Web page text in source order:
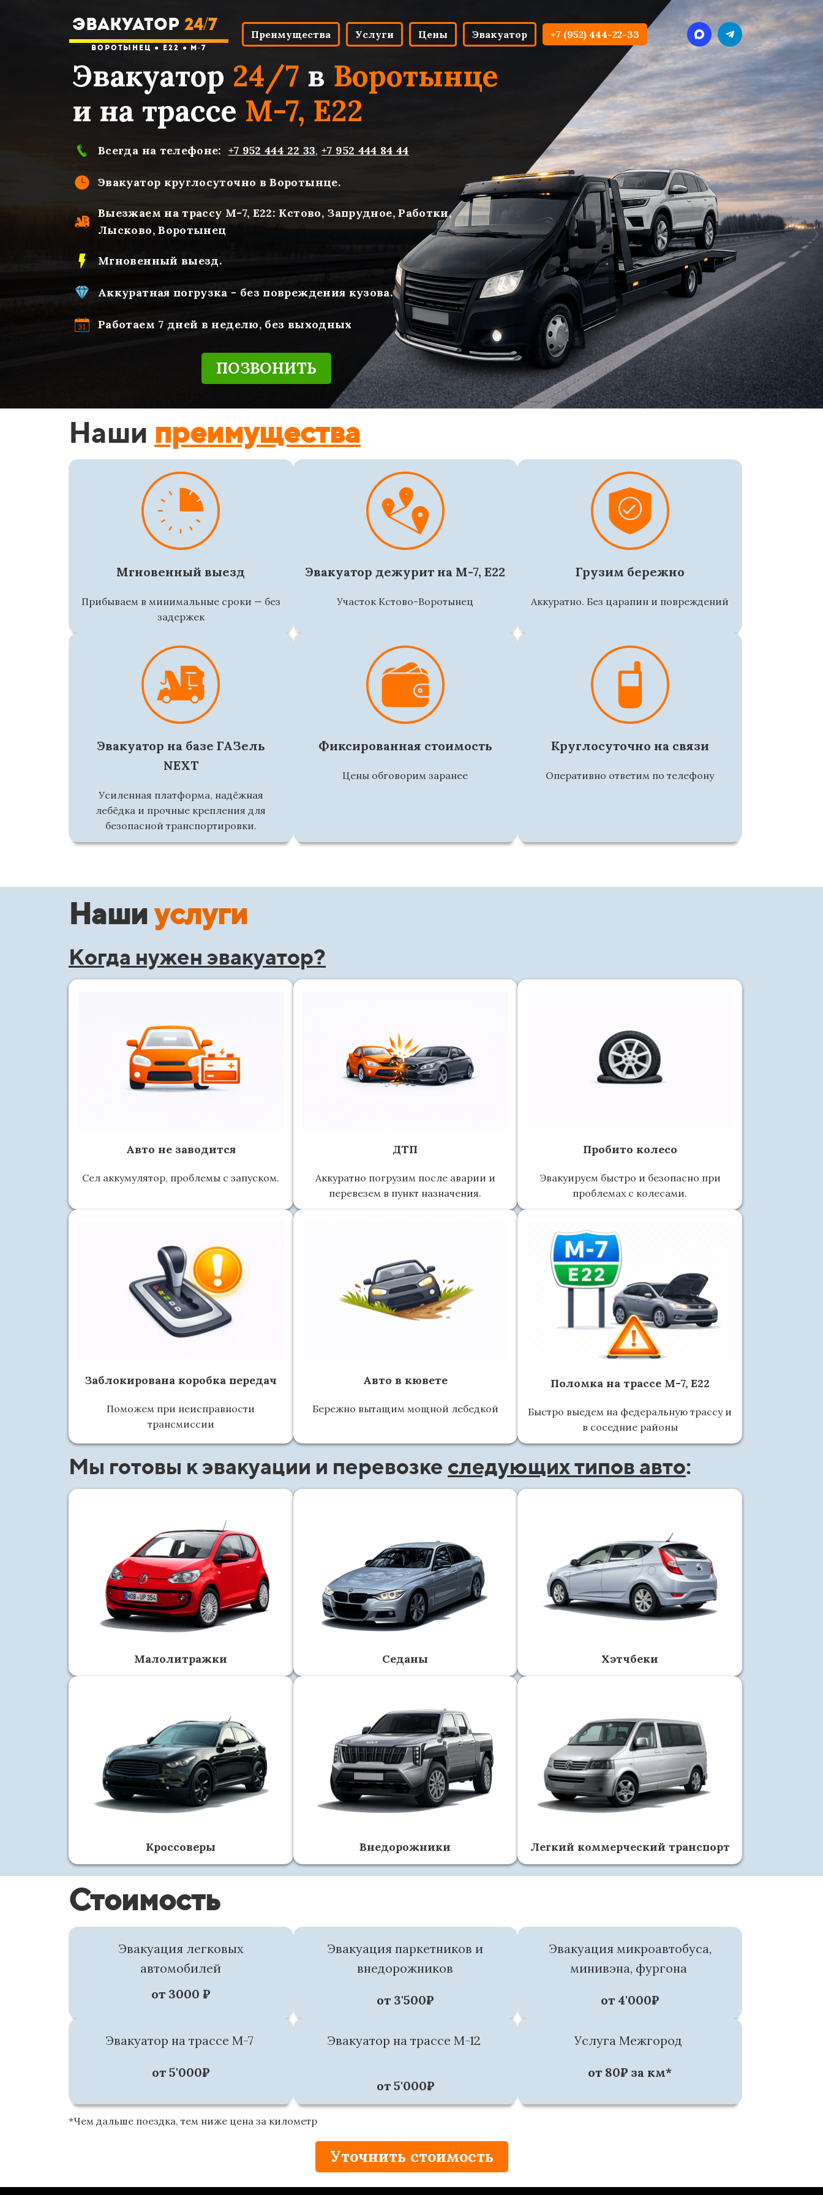
Эвакуатор 24/7 в Воротынце
и на трассе М-7, Е22
ПОЗВОНИТЬ
ЭВАКУАТОР 24/7
Воротынец ● Е22 ● М-7
Преимущества Услуги Цены Эвакуатор +7 (952) 444-22-33
Всегда на телефоне: +7 952 444 22 33, +7 952 444 84 44
Эвакуатор круглосуточно в Воротынце.
Выезжаем на трассу М-7, Е22: Кстово, Запрудное, Работки,
Лысково, Воротынец
Мгновенный выезд.
Аккуратная погрузка - без повреждения кузова.
Работаем 7 дней в неделю, без выходных
Наши преимущества
Мгновенный выезд
Прибываем в минимальные сроки — без
задержек
Эвакуатор дежурит на М-7, Е22
Участок Кстово-Воротынец
Грузим бережно
Аккуратно. Без царапин и повреждений
Эвакуатор на базе ГАЗель
NEXT
Усиленная платформа, надёжная
лебёдка и прочные крепления для
безопасной транспортировки.
Фиксированная стоимость
Цены обговорим заранее
Круглосуточно на связи
Оперативно ответим по телефону
Нашиуслуги
Когда нужен эвакуатор?
Авто не заводится
Сел аккумулятор, проблемы с запуском.
ДТП
Аккуратно погрузим после аварии и
перевезем в пункт назначения.
Пробито колесо
Эвакуируем быстро и безопасно при
проблемах с колесами.
Заблокирована коробка передач
Поможем при неисправности
трансмиссии
Авто в кювете
Бережно вытащим мощной лебедкой
Поломка на трассе М-7, Е22
Быстро выедем на федеральную трассу и
в соседние районы
Мы готовы к эвакуации и перевозке следующих типов авто:
Малолитражки Седаны Хэтчбеки
Кроссоверы Внедорожники Легкий коммерческий транспорт
Стоимость
Эвакуация легковых
автомобилей
от 3000 ₽
Эвакуация паркетников и
внедорожников
от 3'500₽
Эвакуация микроавтобуса,
минивэна, фургона
от 4'000₽
Эвакуатор на трассе М-7
от 5'000₽
Эвакуатор на трассе М-12
от 5'000₽
Услуга Межгород
от 80₽ за км*
*Чем дальше поездка, тем ниже цена за километр
Уточнить стоимость